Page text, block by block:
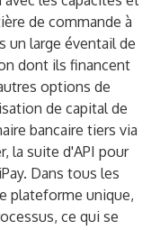
de commande à
un large éventail de
dont ils financent
options de
de capital de
bancaire tiers via
, la suite d'API pour
Dans tous les
plateforme unique,
ce qui se